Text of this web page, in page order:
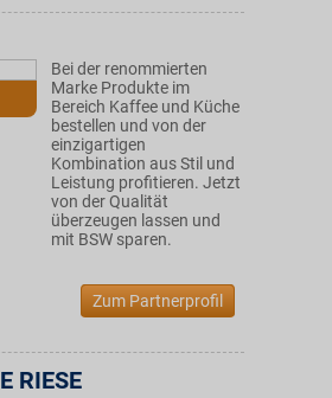
Bei der renommierten
Marke Produkte im
Bereich Kaffee und Küche
bestellen und von der
einzigartigen
Kombination aus Stil und
Leistung profitieren. Jetzt
von der Qualität
überzeugen lassen und
mit BSW sparen.
Zum Partnerprofil
RIESE